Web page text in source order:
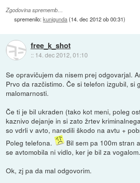
Zgodovina sprememb…
spremenilo:kunigunda(14. dec 2012 ob 00:31)
free_k_shot
:: 14. dec 2012, 01:10
Se opravičujem da nisem prej odgovarjal.
Prvo da razčistimo. Če si telefon izgubil, si
malomarnosti.
Če ti je bil ukraden (tako kot meni, poleg
kaznivo dejanje in si zato žrtev
so vdrli v avto, naredili škodo na avtu +
Poleg telefona.
Bil sem pa 100m stran
se avtomobila ni vidlo, ker je bil za
Ok, zj pa da mal odgovorim.